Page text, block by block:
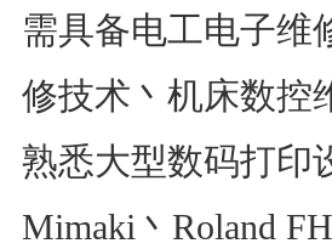
需具备电工电子维
修技术丶机床数控
熟悉大型数码打印
Mimaki丶Roland